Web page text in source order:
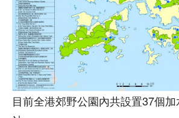
目前全港郊野公園內共設置37個